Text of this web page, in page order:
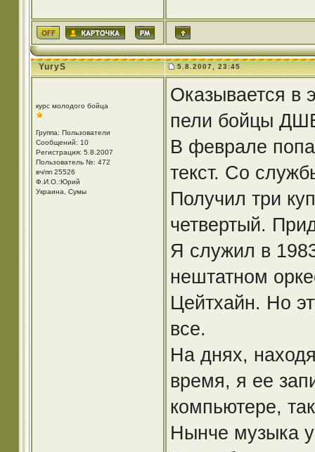
YuryS 5.8.2007, 23:45
курс молодого бойца
Группа: Пользователи
Сообщений: 10
Регистрация: 5.8.2007
Пользователь №: 472
вч/пп 25526
Ф.И.О.:Юрий
Украина, Сумы
Оказывается в
пели бойцы
В феврале
текст. Со
Получил три
четвертый.
Я служил в
нештатном
Цейтхайн. Но
все.
На днях,
время, я ее
компьютере,
Нынче музыка